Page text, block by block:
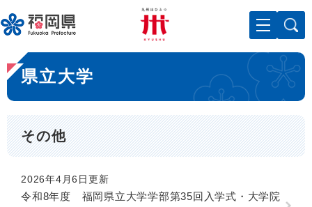
ー
ジ
先
頭
で
。
メニューを飛ばして本文へ
本
文
県立大学
その他
2026年4月6日更新
令和8年度 福岡県立大学学部第35回入学式・大学院